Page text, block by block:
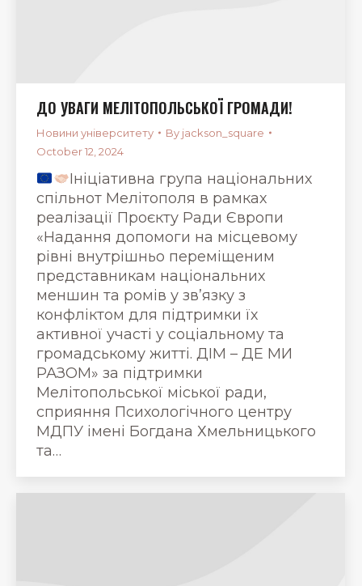
ДО УВАГИ МЕЛІТОПОЛЬСЬКОЇ ГРОМАДИ!
Новини університету By jackson_square
October 12, 2024
Ініціативна група національних
спільнот Мелітополя в рамках
реалізації Проєкту Ради Європи
«Надання допомоги на місцевому
рівні внутрішньо переміщеним
представникам національних
меншин та ромів у зв’язку з
конфліктом для підтримки їх
активної участі у соціальному та
громадському житті. ДІМ – ДЕ МИ
РАЗОМ» за підтримки
Мелітопольської міської ради,
сприяння Психологічного центру
МДПУ імені Богдана Хмельницького
та…